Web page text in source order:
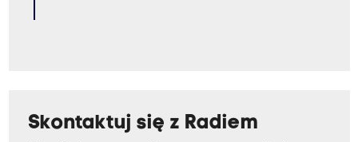
Skontaktuj się z Radiem